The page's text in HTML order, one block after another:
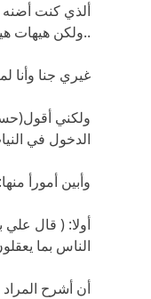
ألذي كنت أضنه
..ولكن هيهات
غيري جنا وأنا
ولكني
الدخول في
وأبين أمورأ منها:
أولا: ( قال
الناس بما
أن أشرح